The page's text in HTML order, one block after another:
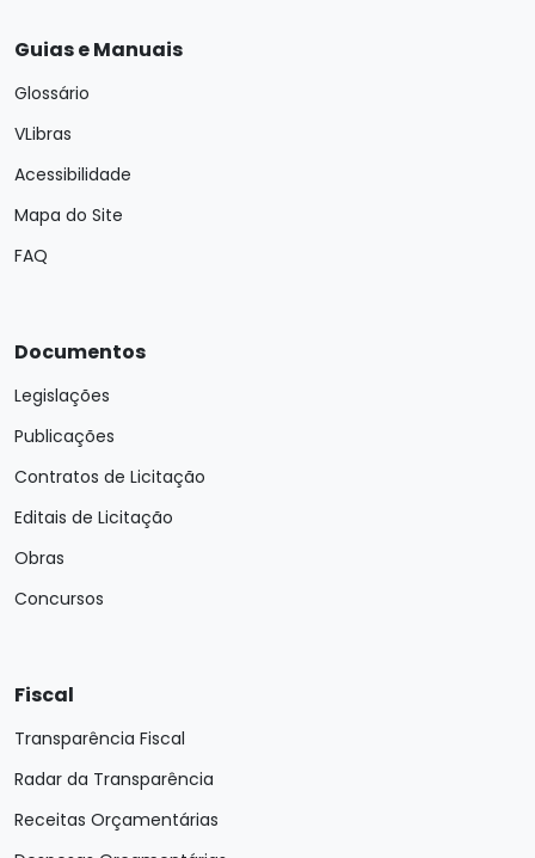
Guias e Manuais
Glossário
VLibras
Acessibilidade
Mapa do Site
FAQ
Documentos
Legislações
Publicações
Contratos de Licitação
Editais de Licitação
Obras
Concursos
Fiscal
Transparência Fiscal
Radar da Transparência
Receitas Orçamentárias